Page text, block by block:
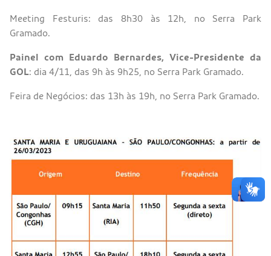
Meeting Festuris: das 8h30 às 12h, no Serra Park
Gramado.
Painel com Eduardo Bernardes, Vice-Presidente da
GOL: dia 4/11, das 9h às 9h25, no Serra Park Gramado.
Feira de Negócios: das 13h às 19h, no Serra Park Gramado.